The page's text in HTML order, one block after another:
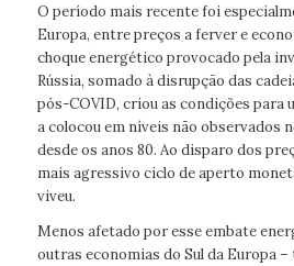
O período mais recente foi
Europa, entre preços a ferver e
choque energético provocado pela
Rússia, somado à disrupção das
pós-COVID, criou as condições para
a colocou em níveis não observados
desde os anos 80. Ao disparo dos
mais agressivo ciclo de aperto
viveu.
Menos afetado por esse embate
outras economias do Sul da Europa